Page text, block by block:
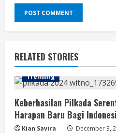
RELATED STORIES
Trending
Keberhasilan Pilkada
Harapan Baru Bagi
Kian Savira December 3,